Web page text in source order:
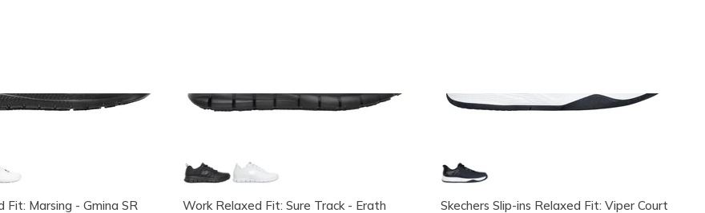
Fit: Marsing - Gmina SR Work Relaxed Fit: Sure Track - Erath
Skechers Slip-ins Relaxed Fit: Viper Court